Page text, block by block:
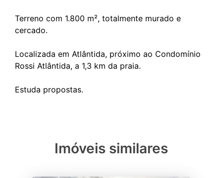
Terreno com 1.800 m², totalmente murado e
cercado.
Localizada em Atlântida, próximo ao Condomínio
Rossi Atlântida, a 1,3 km da praia.
Imóveis similares